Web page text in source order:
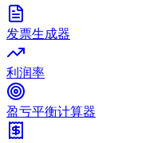
发票生成器
利润率
盈亏平衡计算器